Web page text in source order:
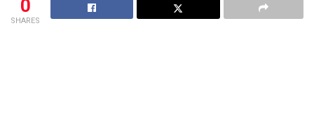
0
SHARES